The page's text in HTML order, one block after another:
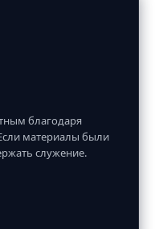
благодаря
материалы были
служение.